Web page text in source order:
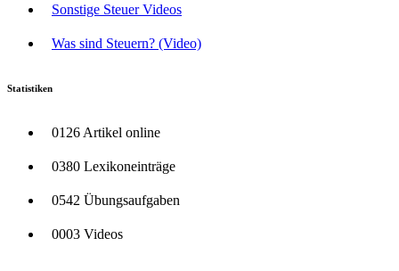
Sonstige Steuer Videos
Was sind Steuern? (Video)
Statistiken
0126 Artikel online
0380 Lexikoneinträge
0542 Übungsaufgaben
0003 Videos